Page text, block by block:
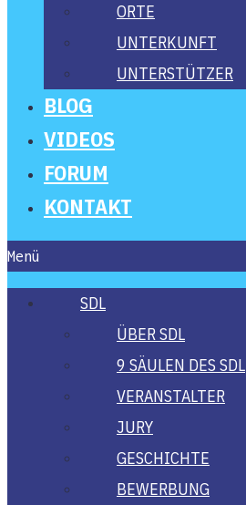
ORTE
UNTER­KUNFT
UNTER­STÜT­ZER
BLOG
VIDE­OS
FORUM
KON­TAKT
Menü
SDL
ÜBER SDL
9 SÄU­LEN DES SDL
VER­AN­STAL­TER
JURY
GESCHICH­TE
BEWER­BUNG